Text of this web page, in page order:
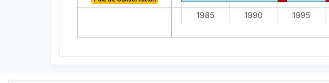
1985 1990 1995